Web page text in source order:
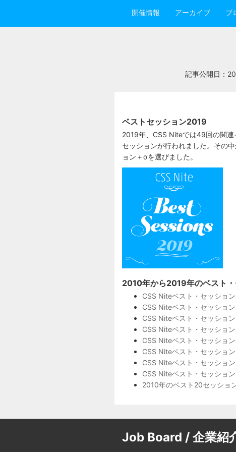
開催情報 アーカイブ ブ
記事公開日：
ベストセッション2019
2019年、CSS Niteでは49回の関連
セッションが行われました。その
ョン＋αを選びました。
2010年から2019年のベスト
CSS Niteベスト・セッショ
CSS Niteベスト・セッショ
CSS Niteベスト・セッショ
CSS Niteベスト・セッショ
CSS Niteベスト・セッショ
CSS Niteベスト・セッショ
CSS Niteベスト・セッショ
CSS Niteベスト・セッショ
2010年のベスト20セッショ
Job Board / 企業紹